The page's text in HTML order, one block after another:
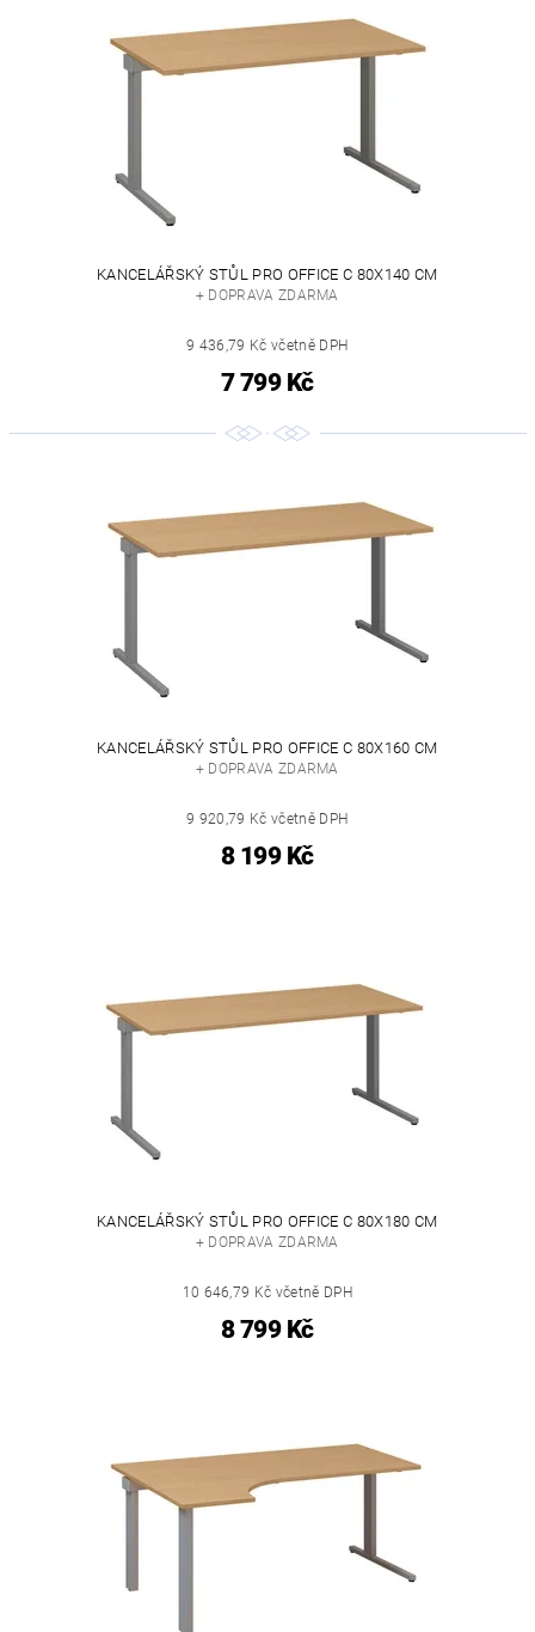
KANCELÁŘSKÝ STŮL PRO OFFICE C 80X140 CM
+ DOPRAVA ZDARMA
9 436,79 Kč včetně DPH
7 799 Kč
KANCELÁŘSKÝ STŮL PRO OFFICE C 80X160 CM
+ DOPRAVA ZDARMA
9 920,79 Kč včetně DPH
8 199 Kč
KANCELÁŘSKÝ STŮL PRO OFFICE C 80X180 CM
+ DOPRAVA ZDARMA
10 646,79 Kč včetně DPH
8 799 Kč